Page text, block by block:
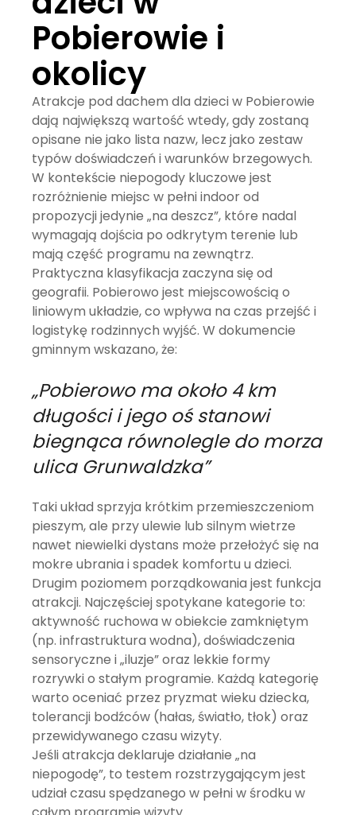
Pobierowie i
okolicy
Atrakcje pod dachem dla dzieci w Pobierowie
dają największą wartość wtedy, gdy zostaną
opisane nie jako lista nazw, lecz jako zestaw
typów doświadczeń i warunków brzegowych.
W kontekście niepogody kluczowe jest
rozróżnienie miejsc w pełni indoor od
propozycji jedynie „na deszcz”, które nadal
wymagają dojścia po odkrytym terenie lub
mają część programu na zewnątrz.
Praktyczna klasyfikacja zaczyna się od
geografii. Pobierowo jest miejscowością o
liniowym układzie, co wpływa na czas przejść i
logistykę rodzinnych wyjść. W dokumencie
gminnym wskazano, że:
„Pobierowo ma około 4 km
długości i jego oś stanowi
biegnąca równolegle do morza
ulica Grunwaldzka”
Taki układ sprzyja krótkim przemieszczeniom
pieszym, ale przy ulewie lub silnym wietrze
nawet niewielki dystans może przełożyć się na
mokre ubrania i spadek komfortu u dzieci.
Drugim poziomem porządkowania jest funkcja
atrakcji. Najczęściej spotykane kategorie to:
aktywność ruchowa w obiekcie zamkniętym
(np. infrastruktura wodna), doświadczenia
sensoryczne i „iluzje” oraz lekkie formy
rozrywki o stałym programie. Każdą kategorię
warto oceniać przez pryzmat wieku dziecka,
tolerancji bodźców (hałas, światło, tłok) oraz
przewidywanego czasu wizyty.
Jeśli atrakcja deklaruje działanie „na
niepogodę”, to testem rozstrzygającym jest
udział czasu spędzanego w pełni w środku w